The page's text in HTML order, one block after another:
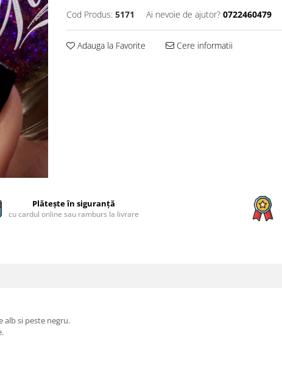
Cod Produs: 5171 Ai nevoie de ajutor? 0722460479
Adauga la Favorite Cere informatii
Plătește în siguranță
cu cardul online sau ramburs la livrare
alb si peste negru.